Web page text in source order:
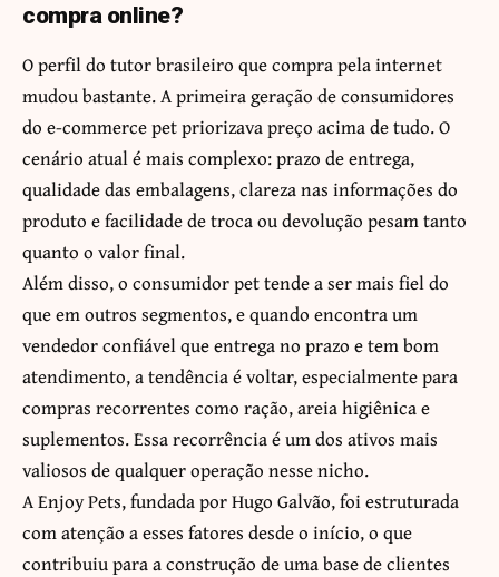
compra online?
O perfil do tutor brasileiro que compra pela internet
mudou bastante. A primeira geração de consumidores
do e-commerce pet priorizava preço acima de tudo. O
cenário atual é mais complexo: prazo de entrega,
qualidade das embalagens, clareza nas informações do
produto e facilidade de troca ou devolução pesam tanto
quanto o valor final.
Além disso, o consumidor pet tende a ser mais fiel do
que em outros segmentos, e quando encontra um
vendedor confiável que entrega no prazo e tem bom
atendimento, a tendência é voltar, especialmente para
compras recorrentes como ração, areia higiênica e
suplementos. Essa recorrência é um dos ativos mais
valiosos de qualquer operação nesse nicho.
A Enjoy Pets, fundada por Hugo Galvão, foi estruturada
com atenção a esses fatores desde o início, o que
contribuiu para a construção de uma base de clientes